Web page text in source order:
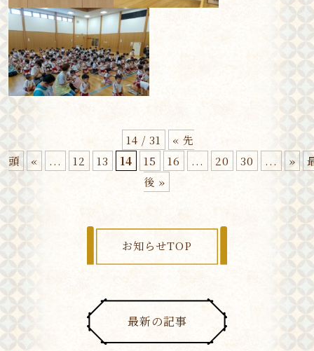
14 / 31
« 先
頭
« ... 12 13 14 15 16 ... 20 30 ... »
後 »
お知らせTOP
最新の記事